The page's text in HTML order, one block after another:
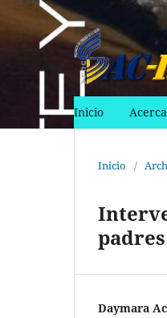
Inicio
Inicio /
Daymara